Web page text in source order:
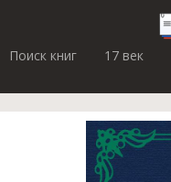
Поиск книг
17 век